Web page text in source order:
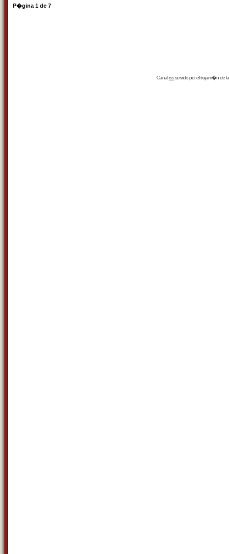
P�gina 1 de 7
Canalrssservido por eltrujam�nde